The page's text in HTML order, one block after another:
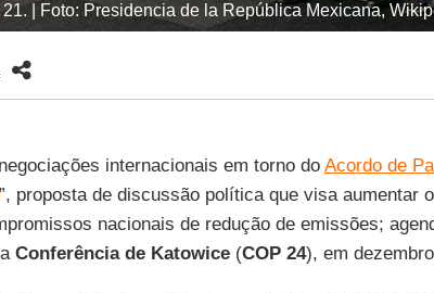
| Foto: Presidencia de la República Mexicana,
internacionais em torno do Acordo de
proposta de discussão política que visa aumentar
nacionais de redução de emissões;
Conferência de Katowice(COP 24), em